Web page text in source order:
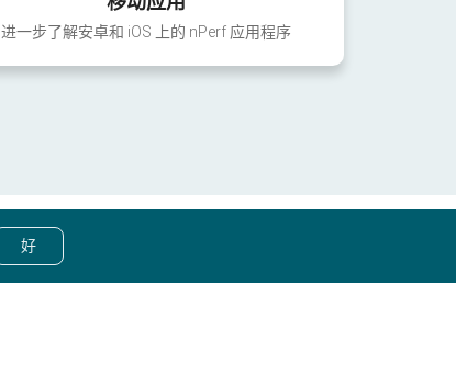
进一步了解安卓和 iOS 上的 nPerf 应用程序
好